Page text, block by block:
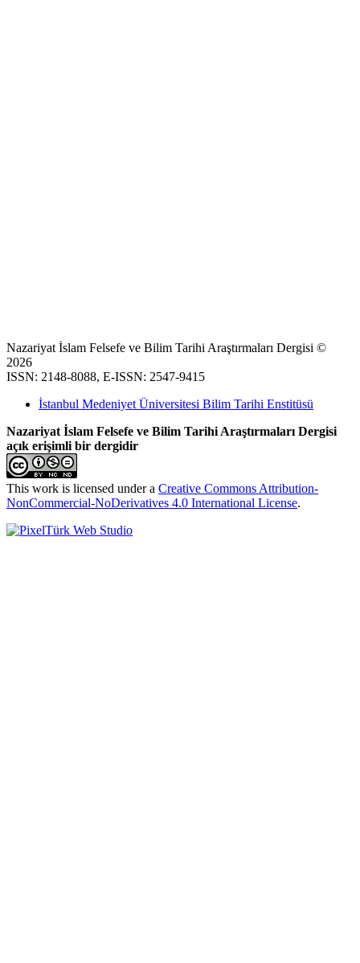
Nazariyat İslam Felsefe ve Bilim Tarihi Araştırmaları Dergisi ©
2026
ISSN: 2148-8088, E-ISSN: 2547-9415
İstanbul Medeniyet Üniversitesi Bilim Tarihi Enstitüsü
Nazariyat İslam Felsefe ve Bilim Tarihi Araştırmaları Dergisi
açık erişimli bir dergidir
This work is licensed under a Creative Commons Attribution-
NonCommercial-NoDerivatives 4.0 International License.